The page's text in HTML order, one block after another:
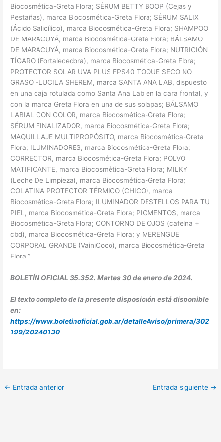
Biocosmética-Greta Flora; SÉRUM BETTY BOOP (Cejas y
Pestañas), marca Biocosmética-Greta Flora; SÉRUM SALIX
(Ácido Salicílico), marca Biocosmética-Greta Flora; SHAMPOO
DE MARACUYÁ, marca Biocosmética-Greta Flora; BÁLSAMO
DE MARACUYÁ, marca Biocosmética-Greta Flora; NUTRICIÓN
TÍGARO (Fortalecedora), marca Biocosmética-Greta Flora;
PROTECTOR SOLAR UVA PLUS FPS40 TOQUE SECO NO
GRASO -LUCILA SHEREM, marca SANTA ANA LAB, dispuesto
en una caja rotulada como Santa Ana Lab en la cara frontal, y
con la marca Greta Flora en una de sus solapas; BÁLSAMO
LABIAL CON COLOR, marca Biocosmética-Greta Flora;
SÉRUM FINALIZADOR, marca Biocosmética-Greta Flora;
MAQUILLAJE MULTIPROPÓSITO, marca Biocosmética-Greta
Flora; ILUMINADORES, marca Biocosmética-Greta Flora;
CORRECTOR, marca Biocosmética-Greta Flora; POLVO
MATIFICANTE, marca Biocosmética-Greta Flora; MILKY
(Leche De Limpieza), marca Biocosmética-Greta Flora;
COLATINA PROTECTOR TÉRMICO (CHICO), marca
Biocosmética-Greta Flora; ILUMINADOR DESTELLOS PARA TU
PIEL, marca Biocosmética-Greta Flora; PIGMENTOS, marca
Biocosmética-Greta Flora; CONTORNO DE OJOS (cafeína +
cbd), marca Biocosmética-Greta Flora; y MERENGUE
CORPORAL GRANDE (VainiCoco), marca Biocosmética-Greta
Flora.”
BOLETÍN OFICIAL 35.352. Martes 30 de enero de 2024.
El texto completo de la presente disposición está disponible
en:
https://www.boletinoficial.gob.ar/detalleAviso/primera/302
199/20240130
← Entrada anterior Entrada siguiente →